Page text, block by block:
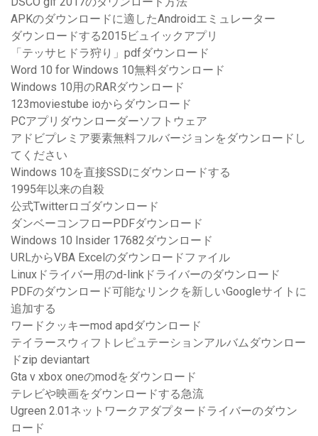
APKのダウンロードに適したAndroidエミュレーター
ダウンロードする2015ビュイックアプリ
「テッサヒドラ狩り」pdfダウンロード
Word 10 for Windows 10無料ダウンロード
Windows 10用のRARダウンロード
123moviestube ioからダウンロード
PCアプリダウンローダーソフトウェア
アドビプレミア要素無料フルバージョンをダウンロードし
てください
Windows 10を直接SSDにダウンロードする
1995年以来の自殺
公式Twitterロゴダウンロード
ダンベーコンフローPDFダウンロード
Windows 10 Insider 17682ダウンロード
URLからVBA Excelのダウンロードファイル
Linuxドライバー用のd-linkドライバーのダウンロード
PDFのダウンロード可能なリンクを新しいGoogleサイトに
追加する
ワードクッキーmod apdダウンロード
テイラースウィフトレピュテーションアルバムダウンロー
ドzip deviantart
Gta v xbox oneのmodをダウンロード
テレビや映画をダウンロードする急流
Ugreen 2.01ネットワークアダプタードライバーのダウン
ロード